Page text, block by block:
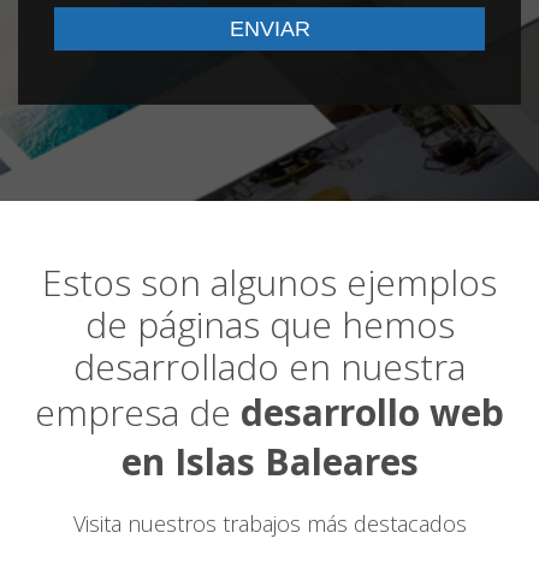
Estos son algunos ejemplos
de páginas que hemos
desarrollado en nuestra
empresa de desarrollo web
en Islas Baleares
Visita nuestros trabajos más destacados